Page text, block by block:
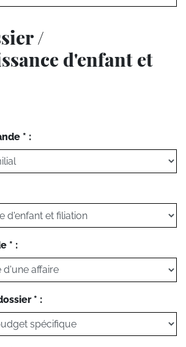
/
d'enfant et
* :
* :
* :